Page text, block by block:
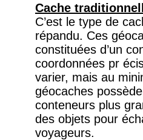
Cache
C’est le type de
répandu. Ces
constituées d’un
coordonnées pr
varier, mais au
géocaches
conteneurs plus
des objets pour
voyageurs.